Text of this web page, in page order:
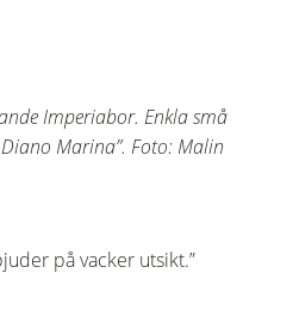
Imperiabor. Enkla små
Marina”. Foto: Malin
på vacker utsikt.”